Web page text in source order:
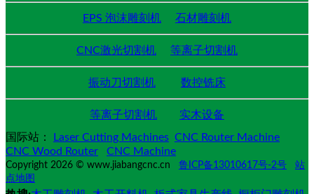
EPS 泡沫雕刻机 石材雕刻机
CNC激光切割机 等离子切割机
振动刀切割机 数控铣床
等离子切割机
实木设备
国际站：
Laser Cutting Machines CNC Router Machine
CNC Wood Router
CNC Machine
Copyright 2026 © www.jiabangcnc.cn 鲁ICP备13010617号-2号
站
点地图